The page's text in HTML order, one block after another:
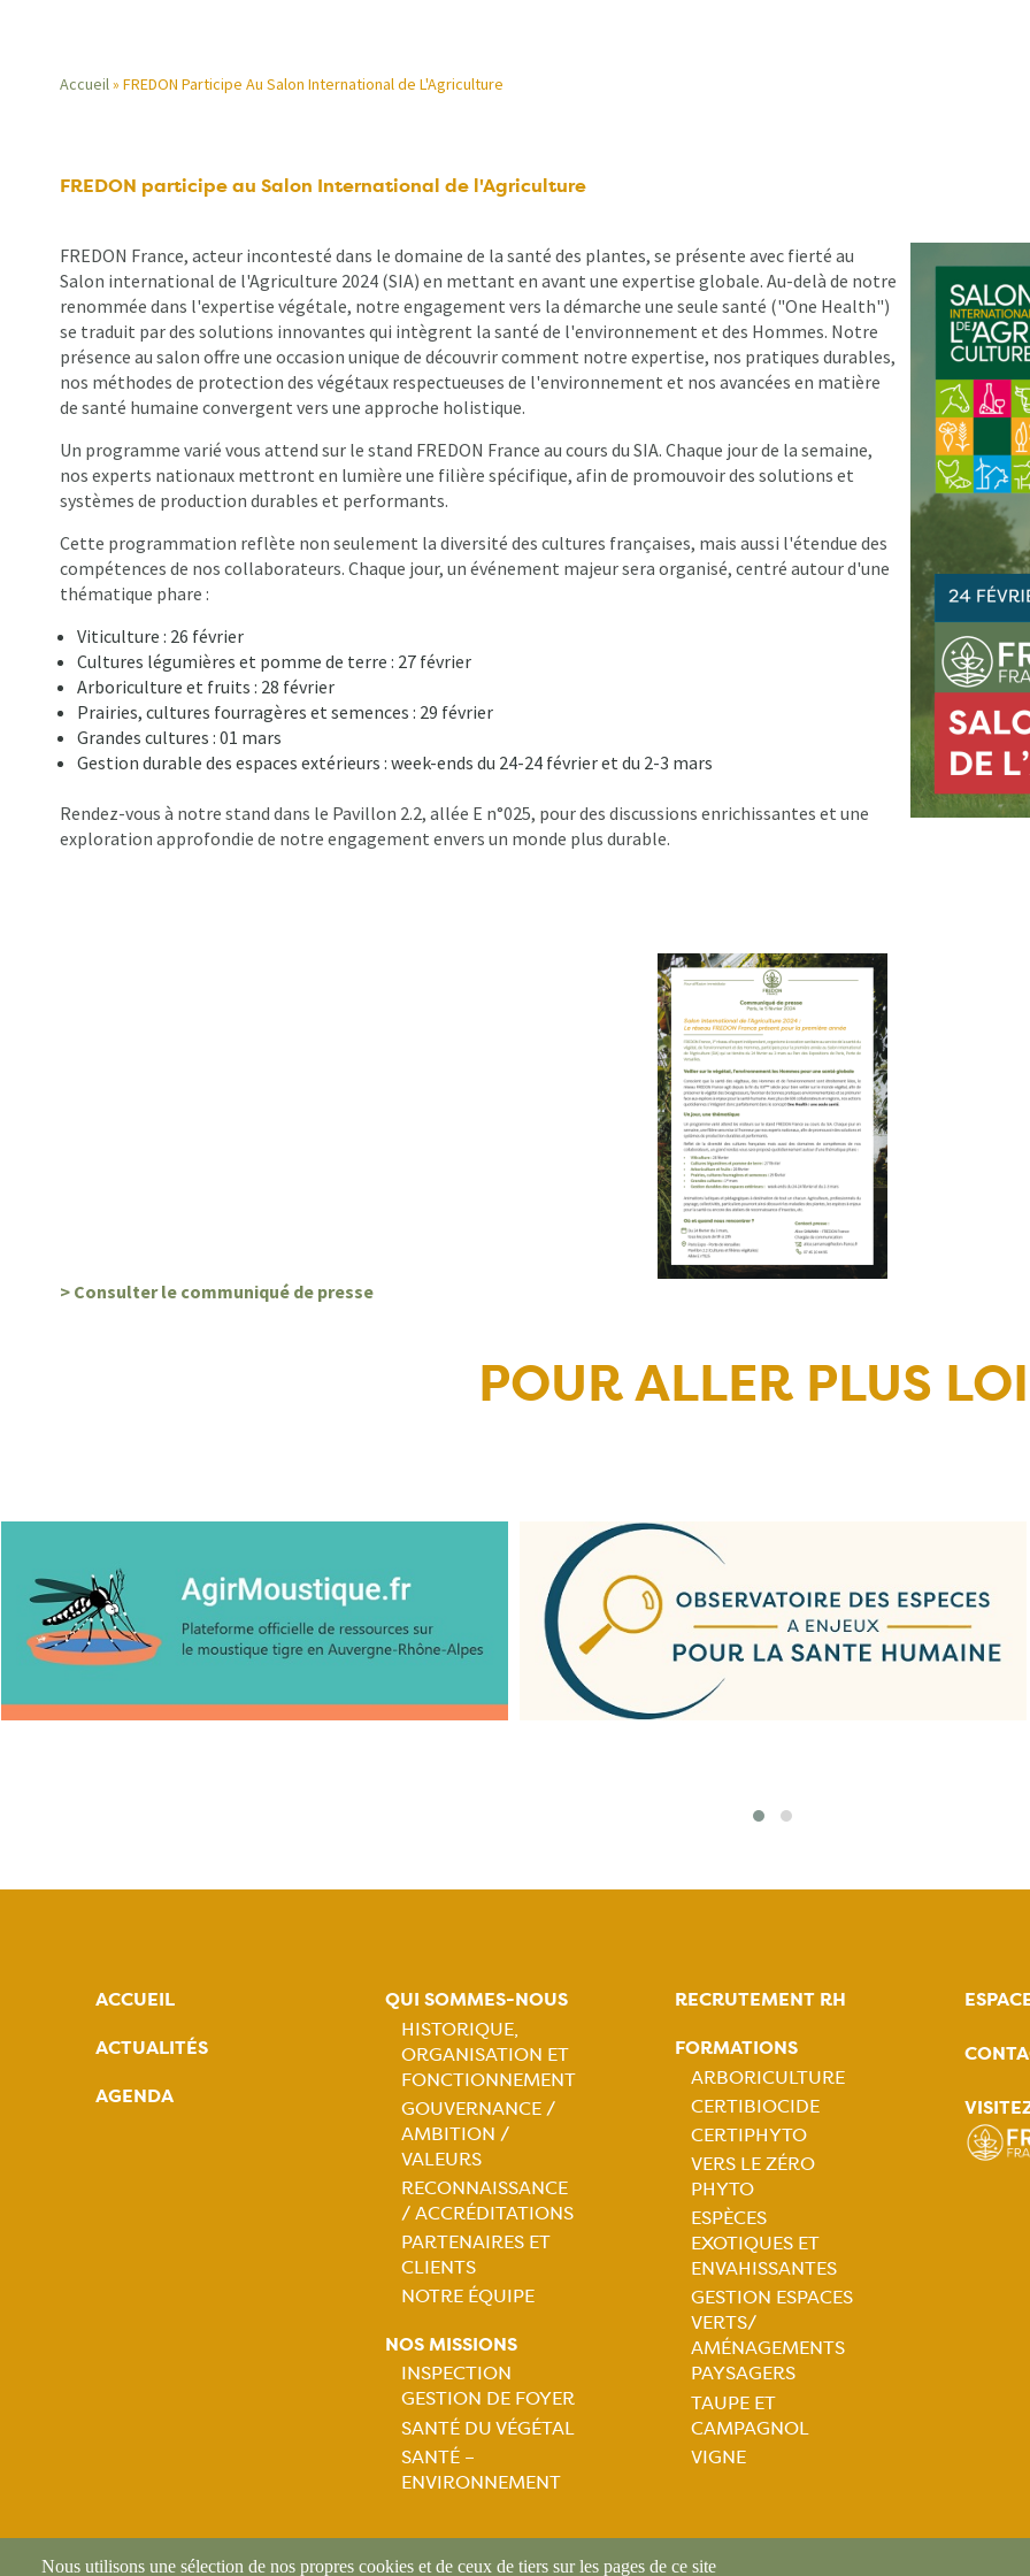
d'Ariane
Accueil FREDON Participe Au Salon International de L'Agriculture
FREDON participe au Salon International de l'Agriculture
FREDON France, acteur incontesté dans le domaine de la santé des plantes, se présente avec fierté au
Salon international de l'Agriculture 2024 (SIA) en mettant en avant une expertise globale. Au-delà de notre
renommée dans l'expertise végétale, notre engagement vers la démarche une seule santé ("One Health")
se traduit par des solutions innovantes qui intègrent la santé de l'environnement et des Hommes. Notre
présence au salon offre une occasion unique de découvrir comment notre expertise, nos pratiques durables,
nos méthodes de protection des végétaux respectueuses de l'environnement et nos avancées en matière
de santé humaine convergent vers une approche holistique.
Un programme varié vous attend sur le stand FREDON France au cours du SIA. Chaque jour de la semaine,
nos experts nationaux mettront en lumière une filière spécifique, afin de promouvoir des solutions et
systèmes de production durables et performants.
Cette programmation reflète non seulement la diversité des cultures françaises, mais aussi l'étendue des
compétences de nos collaborateurs. Chaque jour, un événement majeur sera organisé, centré autour d'une
thématique phare :
Viticulture : 26 février
Cultures légumières et pomme de terre : 27 février
Arboriculture et fruits : 28 février
Prairies, cultures fourragères et semences : 29 février
Grandes cultures : 01 mars
Gestion durable des espaces extérieurs : week-ends du 24-24 février et du 2-3 mars
Rendez-vous à notre stand dans le Pavillon 2.2, allée E n°025, pour des discussions enrichissantes et une
exploration approfondie de notre engagement envers un monde plus durable.
> Consulter le communiqué de presse
POUR ALLER PLUS
ACCUEIL
ACTUALITÉS
AGENDA
QUI SOMMES-NOUS
Navigation
principale
HISTORIQUE,
ORGANISATION ET
FONCTIONNEMENT
GOUVERNANCE /
AMBITION /
VALEURS
RECONNAISSANCE
/ ACCRÉDITATIONS
PARTENAIRES ET
CLIENTS
NOTRE ÉQUIPE
NOS MISSIONS
Navigation
principale
INSPECTION
GESTION DE FOYER
SANTÉ DU VÉGÉTAL
SANTÉ –
ENVIRONNEMENT
RECRUTEMENT RH
FORMATIONS
Navigation
principale
ARBORICULTURE
CERTIBIOCIDE
CERTIPHYTO
VERS LE ZÉRO
PHYTO
ESPÈCES
EXOTIQUES ET
ENVAHISSANTES
GESTION ESPACES
VERTS/
AMÉNAGEMENTS
PAYSAGERS
TAUPE ET
CAMPAGNOL
VIGNE
Nous utilisons une sélection de nos propres cookies et de ceux de tiers sur les pages de ce site